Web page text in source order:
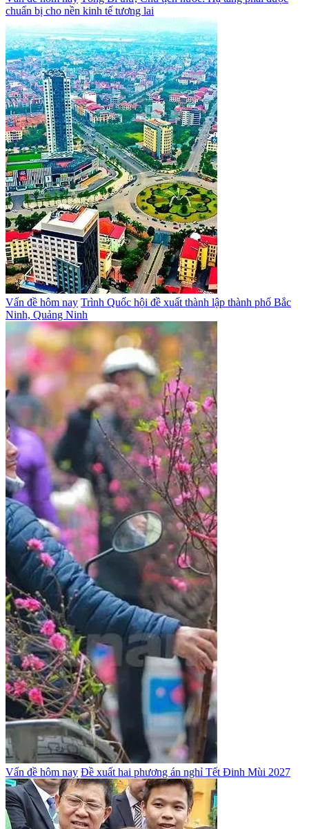
chuẩn bị cho nền kinh tế tương lai
Vấn đề hôm nay Trình Quốc hội đề xuất thành lập thành phố Bắc
Ninh, Quảng Ninh
Vấn đề hôm nay Đề xuất hai phương án nghỉ Tết Đinh Mùi 2027